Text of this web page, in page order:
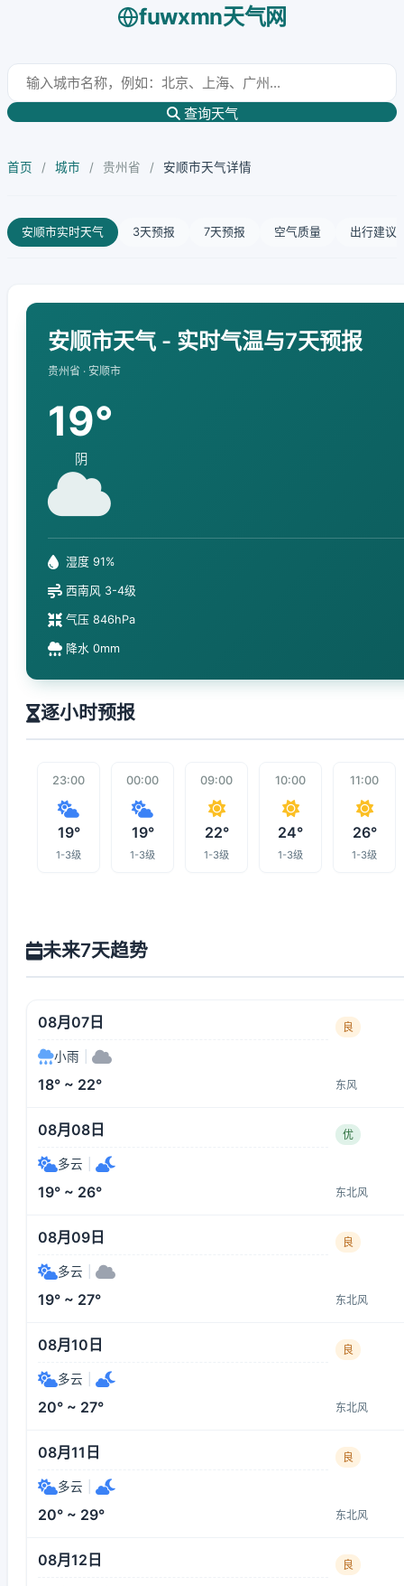
fuwxmn天气网
查询天气
首页 / 城市 / 贵州省 / 安顺市天气详情
安顺市实时天气 3天预报 7天预报 空气质量 出行建议
安顺市天气 - 实时气温与7天预报
贵州省 · 安顺市
19°
阴
湿度 91%
西南风 3-4级
气压 846hPa
降水 0mm
逐小时预报
23:00
19°
1-3级
00:00
19°
1-3级
09:00
22°
1-3级
10:00
24°
1-3级
11:00
26°
1-3级
未来7天趋势
08月07日 良
小雨
18° ~ 22° 东风
08月08日 优
多云
19° ~ 26° 东北风
08月09日 良
多云
19° ~ 27° 东北风
08月10日 良
多云
20° ~ 27° 东北风
08月11日 良
多云
20° ~ 29° 东北风
08月12日 良